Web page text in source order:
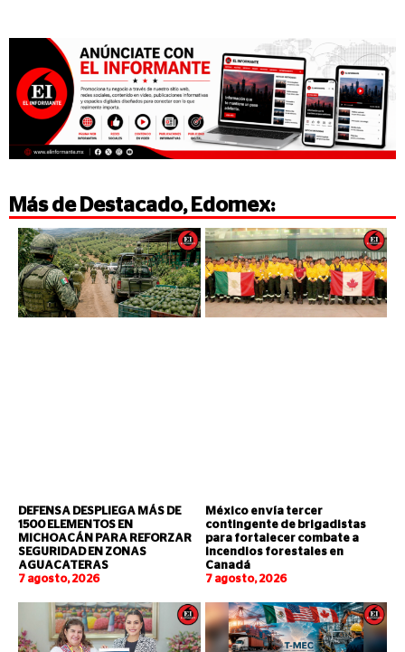
Más de Destacado, Edomex:
DEFENSA DESPLIEGA MÁS DE
1500 ELEMENTOS EN
MICHOACÁN PARA REFORZAR
SEGURIDAD EN ZONAS
AGUACATERAS
7 agosto, 2026
México envía tercer
contingente de brigadistas
para fortalecer combate a
incendios forestales en
Canadá
7 agosto, 2026